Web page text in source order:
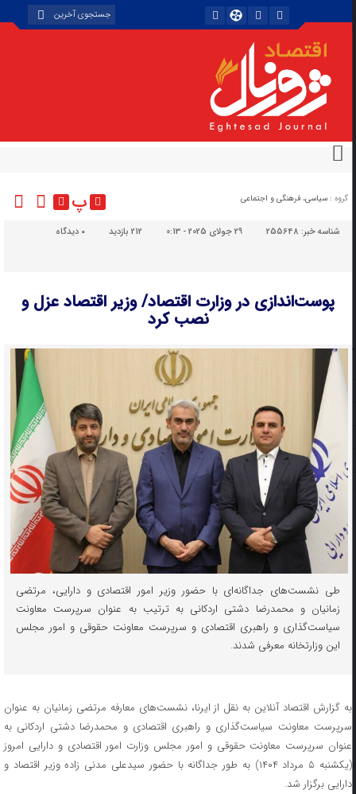
گروه : سیاسی، فرهنگی و اجتماعی پ
شناسه خبر:255648 29 جولای 2025 - 0:13 212 بازدید دیدگاه
پوست‌اندازی در وزارت اقتصاد/ وزیر اقتصاد عزل و
نصب کرد
طی نشست‌های جداگانه‌ای با حضور وزیر امور اقتصادی و دارایی، مرتضی
زمانیان و محمدرضا دشتی اردکانی به ترتیب به عنوان سرپرست معاونت
سیاست‌گذاری و راهبری اقتصادی و سرپرست معاونت حقوقی و امور مجلس
این وزارتخانه معرفی شدند.
به گزارش اقتصاد آنلاین به نقل از ایرنا، نشست‌های معارفه مرتضی زمانیان به عنوان
سرپرست معاونت سیاست‌گذاری و راهبری اقتصادی و محمدرضا دشتی اردکانی به
عنوان سرپرست معاونت حقوقی و امور مجلس وزارت امور اقتصادی و دارایی امروز
(یکشنبه ۵ مرداد ۱۴۰۴) به طور جداگانه با حضور سیدعلی مدنی زاده وزیر اقتصاد و
دارایی برگزار شد.